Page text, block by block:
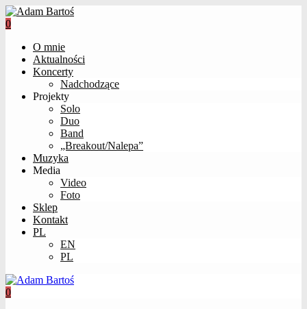
0
O mnie
Aktualności
Koncerty
Nadchodzące
Projekty
Solo
Duo
Band
„Breakout/Nalepa”
Muzyka
Media
Video
Foto
Sklep
Kontakt
PL
EN
PL
0